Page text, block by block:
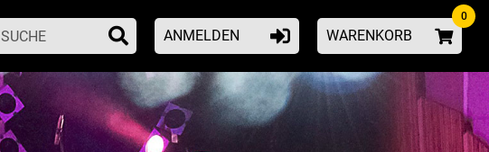
ANMELDEN WARENKORB
0